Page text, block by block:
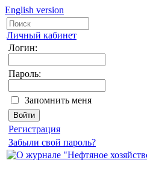
English version
Личный кабинет
Логин:
Пароль:
Запомнить меня
Регистрация
Забыли свой пароль?